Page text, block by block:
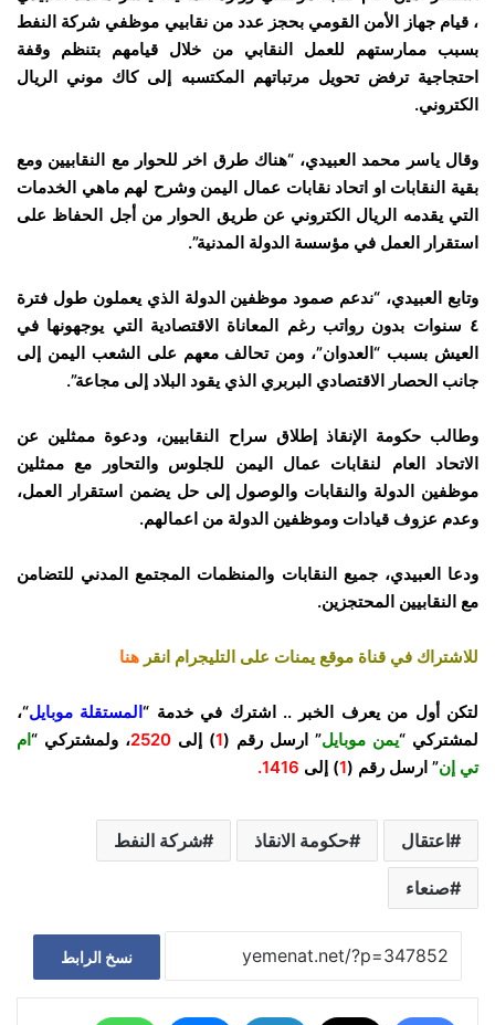
،قيام جهاز الأمن القومي بحجز عدد من نقابيي موظفي شركة النفط
بسبب ممارستهم للعمل النقابي من خلال قيامهم بتنظم وقفة
احتجاجية ترفض تحويل مرتباتهم المكتسبه إلى كاك موني الريال
الكتروني.
وقال ياسر محمد العبيدي، “هناك طرق اخر للحوار مع النقابيين ومع
بقية النقابات او اتحاد نقابات عمال اليمن وشرح لهم ماهي الخدمات
التي يقدمه الريال الكتروني عن طريق الحوار من أجل الحفاظ على
استقرار العمل في مؤسسة الدولة المدنية”.
وتابع العبيدي، “ندعم صمود موظفين الدولة الذي يعملون طول فترة
٤ سنوات بدون رواتب رغم المعاناة الاقتصادية التي يوجهونها في
العيش بسبب “العدوان”، ومن تحالف معهم على الشعب اليمن إلى
جانب الحصار الاقتصادي البربري الذي يقود البلاد إلى مجاعة”.
وطالب حكومة الإنقاذ إطلاق سراح النقابيين، ودعوة ممثلين عن
الاتحاد العام لنقابات عمال اليمن للجلوس والتحاور مع ممثلين
موظفين الدولة والنقابات والوصول إلى حل يضمن استقرار العمل،
وعدم عزوف قيادات وموظفين الدولة من اعمالهم.
ودعا العبيدي، جميع النقابات والمنظمات المجتمع المدني للتضامن
مع النقابيين المحتجزين.
للاشتراك في قناة موقع يمنات على التليجرام انقر هنا
لتكن أول من يعرف الخبر .. اشترك في خدمة “المستقلة موبايل“،
لمشتركي “يمن موبايل” ارسل رقم (1) إلى 2520، ولمشتركي “ام
تي إن” ارسل رقم (1) إلى 1416.
اعتقال حكومة الانقاذ شركة النفط
صنعاء
نسخ الرابط